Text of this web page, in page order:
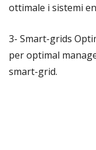
ottimale i sistemi
3- Smart-grids
per optimal
smart-grid.